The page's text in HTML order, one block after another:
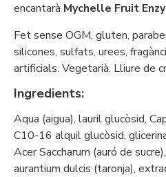
encantarà Mychelle Fruit
Fet sense OGM, gluten,
silicones, sulfats, urees,
artificials. Vegetarià. Lliure de
Ingredients:
Aqua (aigua), lauril glucòsid,
C10-16 alquil glucòsid,
Acer Saccharum (auró de
aurantium dulcis (taronja),